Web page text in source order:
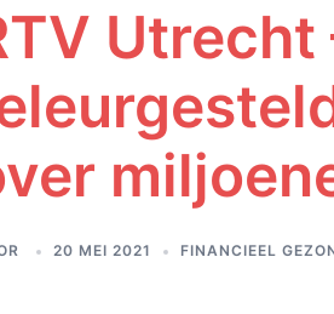
20 MEI 2021 FINANCIEEL